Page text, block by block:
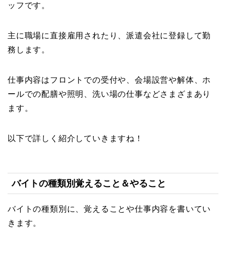
ッフです。
主に職場に直接雇用されたり、派遣会社に登録して勤
務します。
仕事内容はフロントでの受付や、会場設営や解体、ホ
ールでの配膳や照明、洗い場の仕事などさまざまあり
ます。
以下で詳しく紹介していきますね！
バイトの種類別覚えること＆やること
バイトの種類別に、覚えることや仕事内容を書いてい
きます。